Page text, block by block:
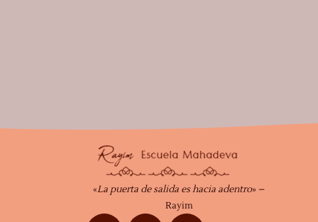
«La puerta de salida es hacia adentro» –
Rayim